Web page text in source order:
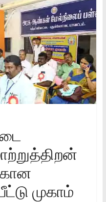
முகாம்